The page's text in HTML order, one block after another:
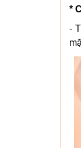
*
-